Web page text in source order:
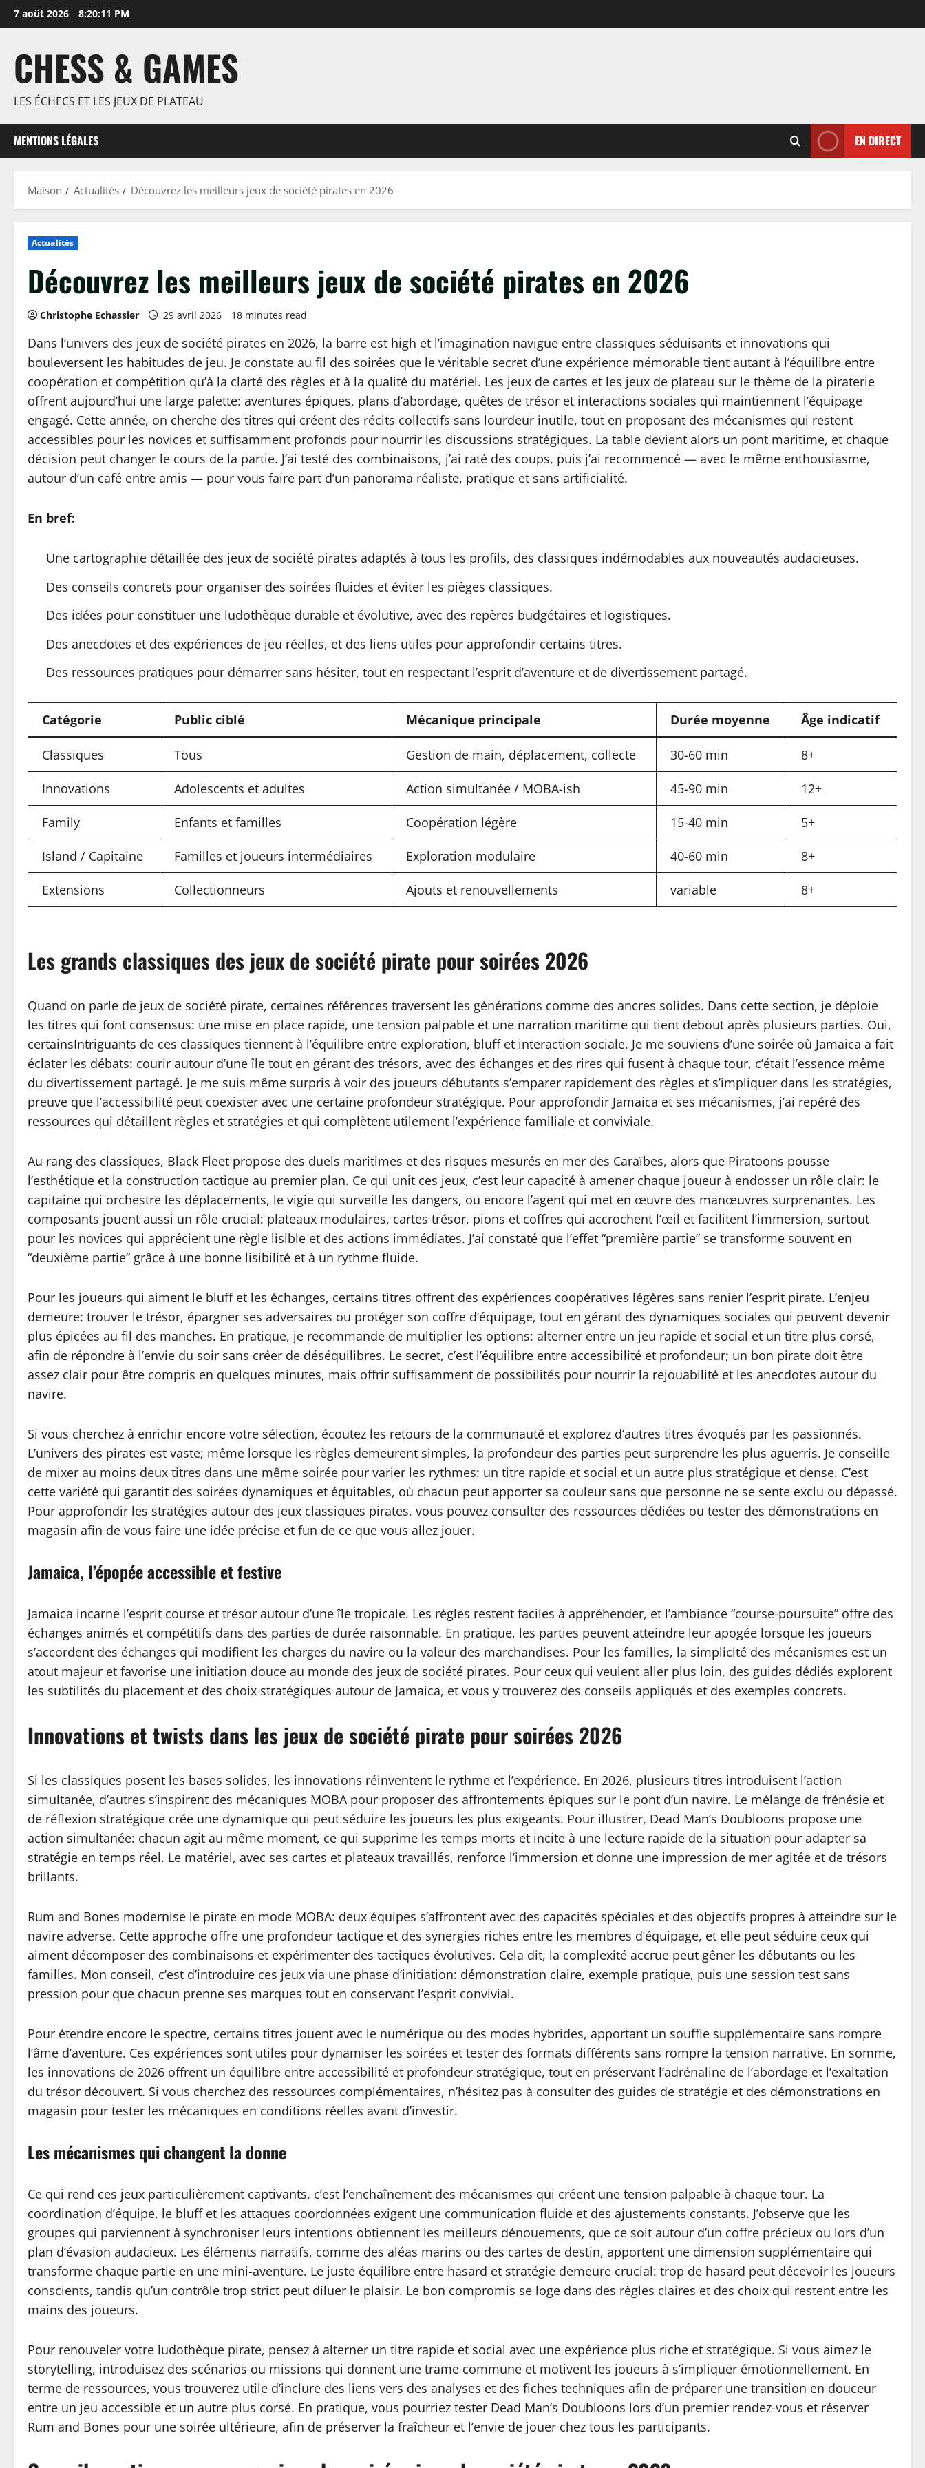
Passer
au
7 août 2026 8:20:12 PM
CHESS & GAMES
LES ÉCHECS ET LES JEUX DE PLATEAU
MENTIONS LÉGALES EN DIRECT
Maison Actualités Découvrez les meilleurs jeux de société pirates en 2026
Actualités
Découvrez les meilleurs jeux de société pirates en 2026
Christophe Echassier 29 avril 2026 18 minutes read
Dans l’univers des jeux de société pirates en 2026, la barre est high et l’imagination navigue entre classiques séduisants et innovations qui
bouleversent les habitudes de jeu. Je constate au fil des soirées que le véritable secret d’une expérience mémorable tient autant à l’équilibre entre
coopération et compétition qu’à la clarté des règles et à la qualité du matériel. Les jeux de cartes et les jeux de plateau sur le thème de la piraterie
offrent aujourd’hui une large palette: aventures épiques, plans d’abordage, quêtes de trésor et interactions sociales qui maintiennent l’équipage
engagé. Cette année, on cherche des titres qui créent des récits collectifs sans lourdeur inutile, tout en proposant des mécanismes qui restent
accessibles pour les novices et suffisamment profonds pour nourrir les discussions stratégiques. La table devient alors un pont maritime, et chaque
décision peut changer le cours de la partie. J’ai testé des combinaisons, j’ai raté des coups, puis j’ai recommencé — avec le même enthousiasme,
autour d’un café entre amis — pour vous faire part d’un panorama réaliste, pratique et sans artificialité.
En bref:
Une cartographie détaillée des jeux de société pirates adaptés à tous les profils, des classiques indémodables aux nouveautés audacieuses.
Des conseils concrets pour organiser des soirées fluides et éviter les pièges classiques.
Des idées pour constituer une ludothèque durable et évolutive, avec des repères budgétaires et logistiques.
Des anecdotes et des expériences de jeu réelles, et des liens utiles pour approfondir certains titres.
Des ressources pratiques pour démarrer sans hésiter, tout en respectant l’esprit d’aventure et de divertissement partagé.
Catégorie Public ciblé Mécanique principale Durée moyenne Âge indicatif
Classiques Tous Gestion de main, déplacement, collecte 30-60 min 8+
Innovations Adolescents et adultes Action simultanée / MOBA-ish 45-90 min 12+
Family Enfants et familles Coopération légère 15-40 min 5+
Island / Capitaine Familles et joueurs intermédiaires Exploration modulaire 40-60 min 8+
Extensions Collectionneurs Ajouts et renouvellements variable 8+
Les grands classiques des jeux de société pirate pour soirées 2026
Quand on parle de jeux de société pirate, certaines références traversent les générations comme des ancres solides. Dans cette section, je déploie
les titres qui font consensus: une mise en place rapide, une tension palpable et une narration maritime qui tient debout après plusieurs parties. Oui,
certainsIntriguants de ces classiques tiennent à l’équilibre entre exploration, bluff et interaction sociale. Je me souviens d’une soirée où Jamaica a fait
éclater les débats: courir autour d’une île tout en gérant des trésors, avec des échanges et des rires qui fusent à chaque tour, c’était l’essence même
du divertissement partagé. Je me suis même surpris à voir des joueurs débutants s’emparer rapidement des règles et s’impliquer dans les stratégies,
preuve que l’accessibilité peut coexister avec une certaine profondeur stratégique. Pour approfondir Jamaica et ses mécanismes, j’ai repéré des
ressources qui détaillent règles et stratégies et qui complètent utilement l’expérience familiale et conviviale.
Au rang des classiques, Black Fleet propose des duels maritimes et des risques mesurés en mer des Caraïbes, alors que Piratoons pousse
l’esthétique et la construction tactique au premier plan. Ce qui unit ces jeux, c’est leur capacité à amener chaque joueur à endosser un rôle clair: le
capitaine qui orchestre les déplacements, le vigie qui surveille les dangers, ou encore l’agent qui met en œuvre des manœuvres surprenantes. Les
composants jouent aussi un rôle crucial: plateaux modulaires, cartes trésor, pions et coffres qui accrochent l’œil et facilitent l’immersion, surtout
pour les novices qui apprécient une règle lisible et des actions immédiates. J’ai constaté que l’effet “première partie” se transforme souvent en
“deuxième partie” grâce à une bonne lisibilité et à un rythme fluide.
Pour les joueurs qui aiment le bluff et les échanges, certains titres offrent des expériences coopératives légères sans renier l’esprit pirate. L’enjeu
demeure: trouver le trésor, épargner ses adversaires ou protéger son coffre d’équipage, tout en gérant des dynamiques sociales qui peuvent devenir
plus épicées au fil des manches. En pratique, je recommande de multiplier les options: alterner entre un jeu rapide et social et un titre plus corsé,
afin de répondre à l’envie du soir sans créer de déséquilibres. Le secret, c’est l’équilibre entre accessibilité et profondeur; un bon pirate doit être
assez clair pour être compris en quelques minutes, mais offrir suffisamment de possibilités pour nourrir la rejouabilité et les anecdotes autour du
navire.
Si vous cherchez à enrichir encore votre sélection, écoutez les retours de la communauté et explorez d’autres titres évoqués par les passionnés.
L’univers des pirates est vaste; même lorsque les règles demeurent simples, la profondeur des parties peut surprendre les plus aguerris. Je conseille
de mixer au moins deux titres dans une même soirée pour varier les rythmes: un titre rapide et social et un autre plus stratégique et dense. C’est
cette variété qui garantit des soirées dynamiques et équitables, où chacun peut apporter sa couleur sans que personne ne se sente exclu ou dépassé.
Pour approfondir les stratégies autour des jeux classiques pirates, vous pouvez consulter des ressources dédiées ou tester des démonstrations en
magasin afin de vous faire une idée précise et fun de ce que vous allez jouer.
Jamaica, l’épopée accessible et festive
Jamaica incarne l’esprit course et trésor autour d’une île tropicale. Les règles restent faciles à appréhender, et l’ambiance “course-poursuite” offre des
échanges animés et compétitifs dans des parties de durée raisonnable. En pratique, les parties peuvent atteindre leur apogée lorsque les joueurs
s’accordent des échanges qui modifient les charges du navire ou la valeur des marchandises. Pour les familles, la simplicité des mécanismes est un
atout majeur et favorise une initiation douce au monde des jeux de société pirates. Pour ceux qui veulent aller plus loin, des guides dédiés explorent
les subtilités du placement et des choix stratégiques autour de Jamaica, et vous y trouverez des conseils appliqués et des exemples concrets.
Innovations et twists dans les jeux de société pirate pour soirées 2026
Si les classiques posent les bases solides, les innovations réinventent le rythme et l’expérience. En 2026, plusieurs titres introduisent l’action
simultanée, d’autres s’inspirent des mécaniques MOBA pour proposer des affrontements épiques sur le pont d’un navire. Le mélange de frénésie et
de réflexion stratégique crée une dynamique qui peut séduire les joueurs les plus exigeants. Pour illustrer, Dead Man’s Doubloons propose une
action simultanée: chacun agit au même moment, ce qui supprime les temps morts et incite à une lecture rapide de la situation pour adapter sa
stratégie en temps réel. Le matériel, avec ses cartes et plateaux travaillés, renforce l’immersion et donne une impression de mer agitée et de trésors
brillants.
Rum and Bones modernise le pirate en mode MOBA: deux équipes s’affrontent avec des capacités spéciales et des objectifs propres à atteindre sur le
navire adverse. Cette approche offre une profondeur tactique et des synergies riches entre les membres d’équipage, et elle peut séduire ceux qui
aiment décomposer des combinaisons et expérimenter des tactiques évolutives. Cela dit, la complexité accrue peut gêner les débutants ou les
familles. Mon conseil, c’est d’introduire ces jeux via une phase d’initiation: démonstration claire, exemple pratique, puis une session test sans
pression pour que chacun prenne ses marques tout en conservant l’esprit convivial.
Pour étendre encore le spectre, certains titres jouent avec le numérique ou des modes hybrides, apportant un souffle supplémentaire sans rompre
l’âme d’aventure. Ces expériences sont utiles pour dynamiser les soirées et tester des formats différents sans rompre la tension narrative. En somme,
les innovations de 2026 offrent un équilibre entre accessibilité et profondeur stratégique, tout en préservant l’adrénaline de l’abordage et l’exaltation
du trésor découvert. Si vous cherchez des ressources complémentaires, n’hésitez pas à consulter des guides de stratégie et des démonstrations en
magasin pour tester les mécaniques en conditions réelles avant d’investir.
Les mécanismes qui changent la donne
Ce qui rend ces jeux particulièrement captivants, c’est l’enchaînement des mécanismes qui créent une tension palpable à chaque tour. La
coordination d’équipe, le bluff et les attaques coordonnées exigent une communication fluide et des ajustements constants. J’observe que les
groupes qui parviennent à synchroniser leurs intentions obtiennent les meilleurs dénouements, que ce soit autour d’un coffre précieux ou lors d’un
plan d’évasion audacieux. Les éléments narratifs, comme des aléas marins ou des cartes de destin, apportent une dimension supplémentaire qui
transforme chaque partie en une mini-aventure. Le juste équilibre entre hasard et stratégie demeure crucial: trop de hasard peut décevoir les joueurs
conscients, tandis qu’un contrôle trop strict peut diluer le plaisir. Le bon compromis se loge dans des règles claires et des choix qui restent entre les
mains des joueurs.
Pour renouveler votre ludothèque pirate, pensez à alterner un titre rapide et social avec une expérience plus riche et stratégique. Si vous aimez le
storytelling, introduisez des scénarios ou missions qui donnent une trame commune et motivent les joueurs à s’impliquer émotionnellement. En
terme de ressources, vous trouverez utile d’inclure des liens vers des analyses et des fiches techniques afin de préparer une transition en douceur
entre un jeu accessible et un autre plus corsé. En pratique, vous pourriez tester Dead Man’s Doubloons lors d’un premier rendez-vous et réserver
Rum and Bones pour une soirée ultérieure, afin de préserver la fraîcheur et l’envie de jouer chez tous les participants.